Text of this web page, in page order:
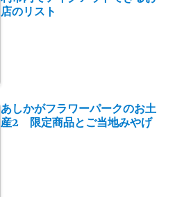
店のリスト
あしかがフラワーパークのお土
産2 限定商品とご当地みやげ